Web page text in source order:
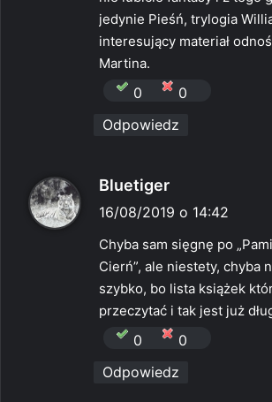
jedynie Pieśń, trylogia
interesujący materiał
Martina.
0
0
Odpowiedz
Bluetiger
i
z
e
:
16/08/2019 o 14:42
Chyba sam sięgnę po
Cierń”, ale niestety, chyba
szybko, bo lista książek
przeczytać i tak jest już
0
0
Odpowiedz